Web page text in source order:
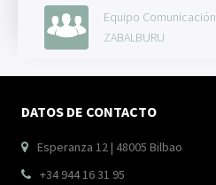
Equipo Comunicación
ZABALBURU
DATOS DE CONTACTO
 Esperanza 12 | 48005 Bilbao
 +34 944 16 31 95